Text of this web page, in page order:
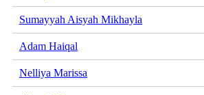
Sumayyah Aisyah Mikhayla
Adam Haiqal
Nelliya Marissa